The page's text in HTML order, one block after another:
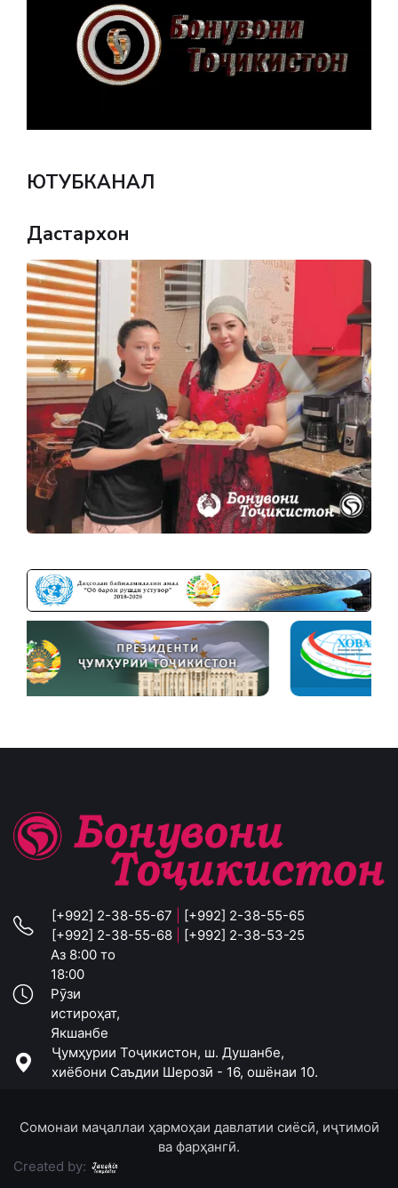
ЮТУБКАНАЛ
Дастархон
[+992] 2-38-55-67
[+992] 2-38-55-65
[+992] 2-38-55-68
[+992] 2-38-53-25
Аз 8:00 то
18:00
Рӯзи
истироҳат,
Якшанбе
Ҷумҳурии Тоҷикистон, ш. Душанбе,
хиёбони Саъдии Шерозӣ - 16, ошёнаи 10.
Сомонаи маҷаллаи ҳармоҳаи давлатии сиёсӣ, иҷтимоӣ
ва фарҳангӣ.
Created by: